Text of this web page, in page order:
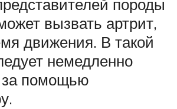
породы
вызвать артрит,
движения. В такой
немедленно
за помощью